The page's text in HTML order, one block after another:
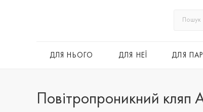
ДЛЯ НЬОГО ДЛЯ НЕЇ ДЛЯ ПАР
Повітропроникний кляп